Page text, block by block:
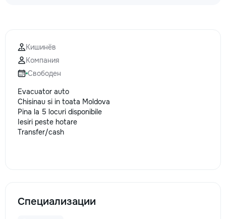
Кишинёв
Компания
Свободен
Evacuator auto
Chisinau si in toata Moldova
Pina la 5 locuri disponibile
Iesiri peste hotare
Transfer/cash
Специализации